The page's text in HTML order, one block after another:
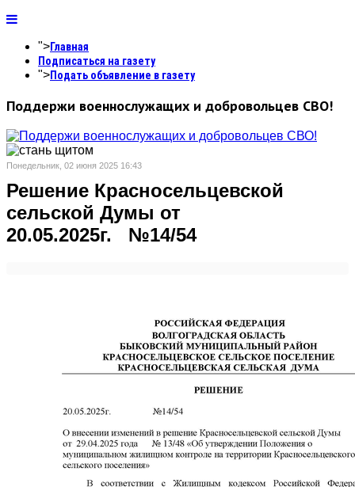
">Главная
Подписаться на газету
">Подать объявление в газету
Поддержи военнослужащих и добровольцев СВО!
Понедельник, 02 июня 2025 16:43
Решение Красносельцевской
сельской Думы от
20.05.2025г. №14/54